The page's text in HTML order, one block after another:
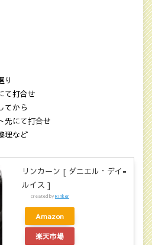
り
て打合せ
てから
先にて打合せ
理など
リンカーン [ ダニエル・デイ=
ルイス ]
created byRinker
Amazon
楽天市場